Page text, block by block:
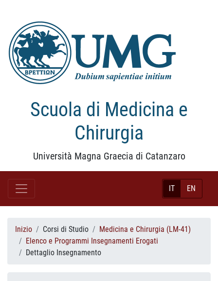
Scuola di Medicina e
Chirurgia
Università Magna Graecia di Catanzaro
IT EN
Inizio Corsi di Studio
Medicina e Chirurgia (LM-41)
Elenco e Programmi Insegnamenti Erogati
Dettaglio Insegnamento